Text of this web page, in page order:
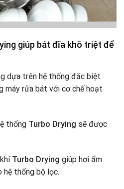
giúp bát đĩa khô triệt để
dựa trên hệ thống đăc biệt
máy rửa bát với cơ chế hoạt
thống Turbo Drying sẽ được
Turbo Drying giúp hơi ẩm
thống bộ lọc.